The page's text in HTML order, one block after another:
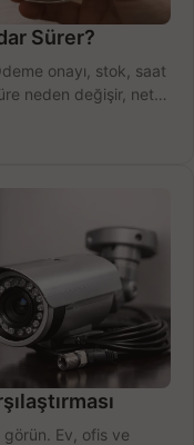
Sürer?
onayı, stok, saat
neden değişir, net
görün. Ev, ofis ve